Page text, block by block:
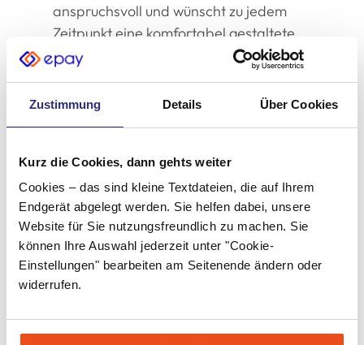
Zustimmung Details Über Cookies
Kurz die Cookies, dann gehts weiter
Cookies – das sind kleine Textdateien, die auf Ihrem
Endgerät abgelegt werden. Sie helfen dabei, unsere
Website für Sie nutzungsfreundlich zu machen. Sie
können Ihre Auswahl jederzeit unter "Cookie-
Einstellungen" bearbeiten am Seitenende ändern oder
widerrufen.
anspruchsvoll und wünscht zu jedem
Zeitpunkt eine komfortabel gestaltete
Customer Journey – stationär, online und
ist ein Beispiel für diese
weiteren identifizierungspflichtigen
Kundentransaktionen am POS, die in
Zukunft zunehmen werden“,
erklärt Volker Patzak,
Director Business Development epay.